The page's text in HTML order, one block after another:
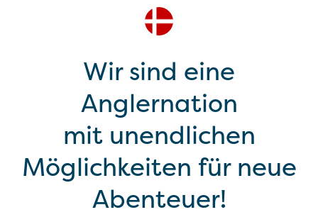
Wir sind eine
Anglernation
mit unendlichen
Möglichkeiten für neue
Abenteuer!